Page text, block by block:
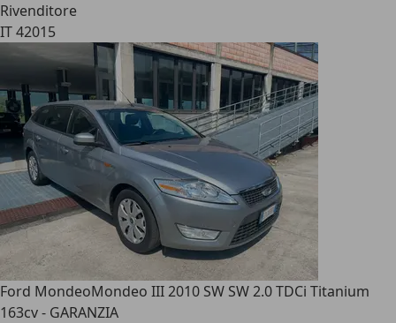
Rivenditore
IT 42015
Ford MondeoMondeo III 2010 SW SW 2.0 TDCi Titanium
163cv - GARANZIA